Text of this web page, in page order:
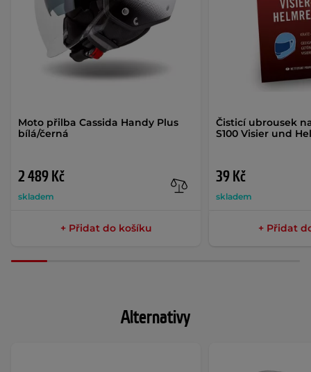
Moto přilba Cassida Handy Plus
bílá/černá
2 489 Kč
skladem
+ Přidat do košíku
Čisticí ubrousek
S100 Visier und
39 Kč
skladem
+ Přidat
Alternativy